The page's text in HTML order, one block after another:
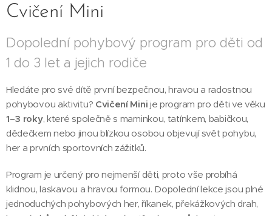
Cvičení Mini
Dopolední pohybový program pro děti od
1 do 3 let a jejich rodiče
Hledáte pro své dítě první bezpečnou, hravou a radostnou
pohybovou aktivitu? Cvičení Mini je program pro děti ve věku
1–3 roky, které společně s maminkou, tatínkem, babičkou,
dědečkem nebo jinou blízkou osobou objevují svět pohybu,
her a prvních sportovních zážitků.
Program je určený pro nejmenší děti, proto vše probíhá
klidnou, laskavou a hravou formou. Dopolední lekce jsou plné
jednoduchých pohybových her, říkanek, překážkových drah,